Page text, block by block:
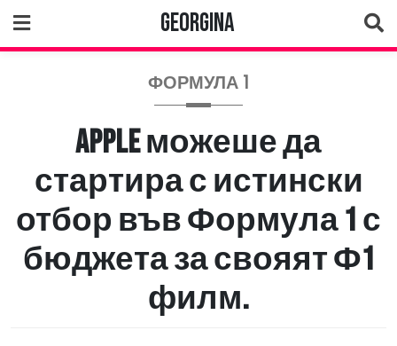
to
content
Georgina
ФОРМУЛА 1
Apple можеше да
стартира с истински
отбор във Формула 1 с
бюджета за свояят Ф1
филм.